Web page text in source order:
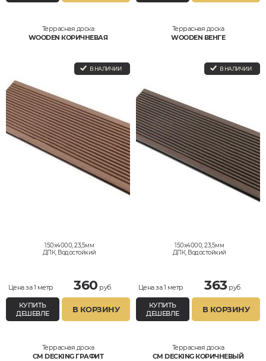
Террасная доска
WOODEN КОРИЧНЕВАЯ
В НАЛИЧИИ
150x4000, 23,5мм
ДПК, Водостойкий
Цена за 1 метр 360 руб.
КУПИТЬ
ДЕШЕВЛЕ
В КОРЗИНУ
Террасная доска
WOODEN ВЕНГЕ
В НАЛИЧИИ
150x4000, 23,5мм
ДПК, Водостойкий
Цена за 1 метр 363руб.
КУПИТЬ
ДЕШЕВЛЕ
В КОРЗИНУ
Террасная доска
CM DECKING ГРАФИТ
Террасная доска
CM DECKING КОРИЧНЕВЫЙ